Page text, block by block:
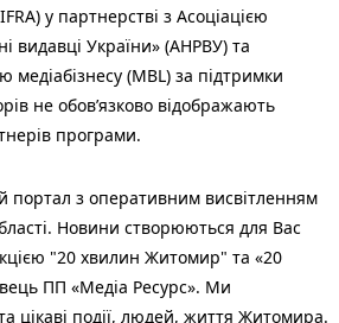
у партнерстві з Асоціацією
видавці України» (АНРВУ) та
медіабізнесу (MBL) за підтримки
не обов’язково відображають
програми.
з оперативним висвітленням
Новини створюються для Вас
"20 хвилин Житомир" та «20
ПП «Медіа Ресурс». Ми
цікаві події, людей, життя Житомира.